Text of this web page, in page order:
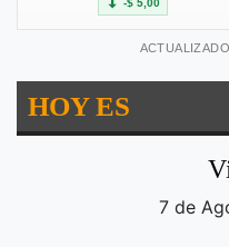
-$ 5,00
HOY ES
7 de